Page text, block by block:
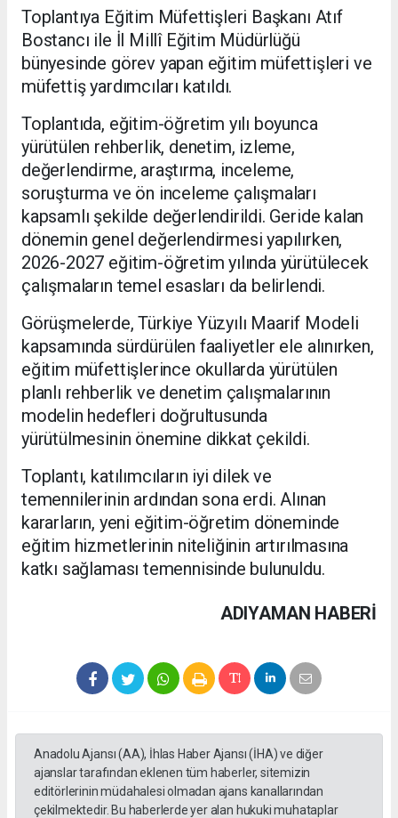
Toplantıya Eğitim Müfettişleri Başkanı Atıf
Bostancı ile İl Millî Eğitim Müdürlüğü
bünyesinde görev yapan eğitim müfettişleri ve
müfettiş yardımcıları katıldı.
Toplantıda, eğitim-öğretim yılı boyunca
yürütülen rehberlik, denetim, izleme,
değerlendirme, araştırma, inceleme,
soruşturma ve ön inceleme çalışmaları
kapsamlı şekilde değerlendirildi. Geride kalan
dönemin genel değerlendirmesi yapılırken,
2026-2027 eğitim-öğretim yılında yürütülecek
çalışmaların temel esasları da belirlendi.
Görüşmelerde, Türkiye Yüzyılı Maarif Modeli
kapsamında sürdürülen faaliyetler ele alınırken,
eğitim müfettişlerince okullarda yürütülen
planlı rehberlik ve denetim çalışmalarının
modelin hedefleri doğrultusunda
yürütülmesinin önemine dikkat çekildi.
Toplantı, katılımcıların iyi dilek ve
temennilerinin ardından sona erdi. Alınan
kararların, yeni eğitim-öğretim döneminde
eğitim hizmetlerinin niteliğinin artırılmasına
katkı sağlaması temennisinde bulunuldu.
ADIYAMAN HABERİ
Anadolu Ajansı (AA), İhlas Haber Ajansı (İHA) ve diğer
ajanslar tarafından eklenen tüm haberler, sitemizin
editörlerinin müdahalesi olmadan ajans kanallarından
çekilmektedir. Bu haberlerde yer alan hukuki muhataplar